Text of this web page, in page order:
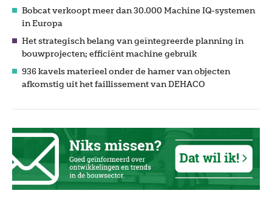
Bobcat verkoopt meer dan 30.000 Machine IQ-systemen
in Europa
Het strategisch belang van geïntegreerde planning in
bouwprojecten; efficiënt machine gebruik
936 kavels materieel onder de hamer van objecten
afkomstig uit het faillissement van DEHACO